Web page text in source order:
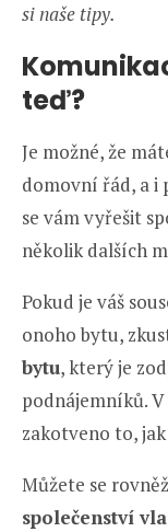
si naše tipy.
teď?
Je možné, že
domovní řád, a i
se vám vyřešit
několik dalších
Pokud je váš
onoho bytu,
bytu, který je
podnájemníků. V
zakotveno to,
Můžete se
společenství